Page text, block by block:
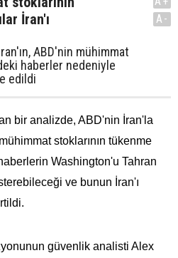
İran'ı
ABD'nin mühimmat
haberler nedeniyle
edildi
A-
bir analizde, ABD'nin İran'la
stoklarının tükenme
Washington'u Tahran
ve bunun İran'ı
güvenlik analisti Alex